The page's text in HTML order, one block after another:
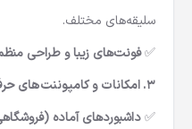
سلیقه‌های مختلف.
✅فونت‌های زیبا و طراحی
۳. امکانات و کامپوننت‌های حرفه‌ای
✅داشبوردهای آماده